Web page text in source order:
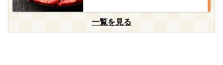
一覧を見る